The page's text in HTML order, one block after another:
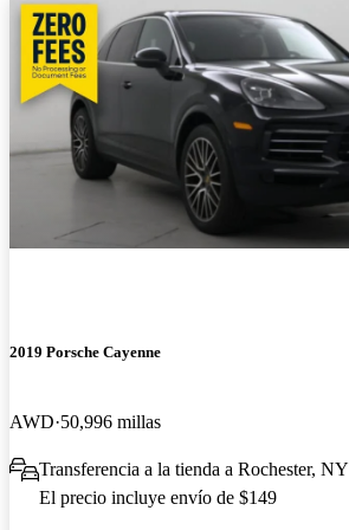
2019 Porsche Cayenne
AWD 50,996 millas
Transferencia a la tienda a Rochester, NY
El precio incluye envío de $149